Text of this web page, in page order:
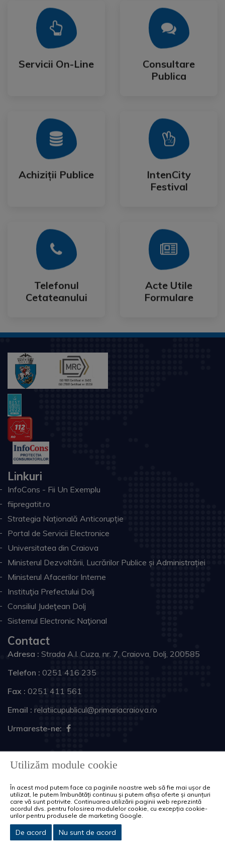
Servicii On-Line
Servicii On-Line
Mai Mult
Consultare
Publica
Consultare
Publica
Mai Mult
Achiziții Publice
Achiziții Publice
Mai Mult
IntenCity
Festival
IntenCity
Festival
Mai Mult
Telefonul
Cetateanului
Telefonul
Cetateanului
Mai Mult
Acte Utile
Formulare
Acte Utile
Formulare
Mai Mult
Linkuri
InfoCons - Fii Un Exemplu
fiipregatit.ro
Strategia Națională Anticorupție
Portal de Servicii Electronice
Universitatea din Craiova
Ministerul Dezvoltării, Lucrărilor Publice și Administrației
Ministerul Afacerilor Interne
Instituţia Prefectului Dolj
Consiliul Judeţean Dolj
Sistemul Electronic Naţional
Contact
Adresa : Strada A.I. Cuza, nr. 7, Craiova, Dolj, 200585
Telefon : 0251 416 235
Fax : 0251 411 561
Email : relatiicupublicul@primariacraiova.ro
Urmareste-ne:
drepturile rezervate.
Harta site
Politica de cookie-uri
Utilizăm module cookie
În acest mod putem face ca paginile noastre web să fie mai ușor de
utilizat, le putem îmbunătăți continuu și putem afișa oferte și anunțuri
care vă sunt potrivite. Continuarea utilizării paginii web reprezintă
acordul dvs. pentru folosirea modulelor cookie, cu excepția cookie-
urilor pentru produsele de marketing Google.
De acord Nu sunt de acord